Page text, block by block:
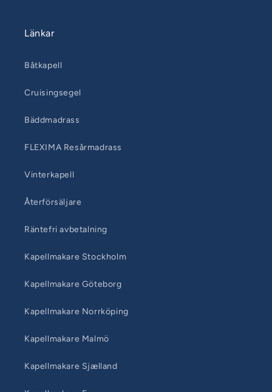
Länkar
Båtkapell
Cruisingsegel
Bäddmadrass
FLEXIMA Resårmadrass
Vinterkapell
Återförsäljare
Räntefri avbetalning
Kapellmakare Stockholm
Kapellmakare Göteborg
Kapellmakare Norrköping
Kapellmakare Malmö
Kapellmakare Sjælland